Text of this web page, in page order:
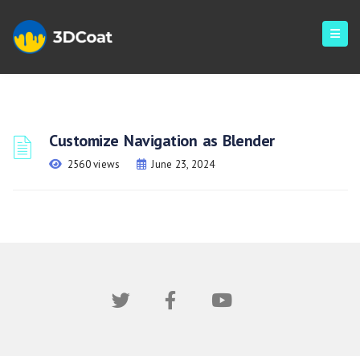
Customize Navigation as Blender
2560 views June 23, 2024